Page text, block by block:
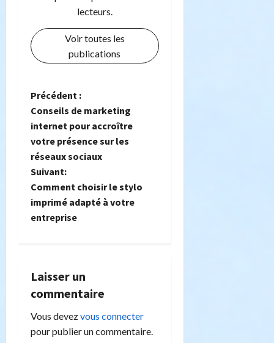
lecteurs.
Voir toutes les
publications
N
a
v
i
g
a
i
o
n
Précédent :
Conseils de marketing
internet pour accroître
votre présence sur les
réseaux sociaux
Suivant:
Comment choisir le stylo
imprimé adapté à votre
entreprise
Laisser un
commentaire
Vous devezvous connecter
pour publier un commentaire.